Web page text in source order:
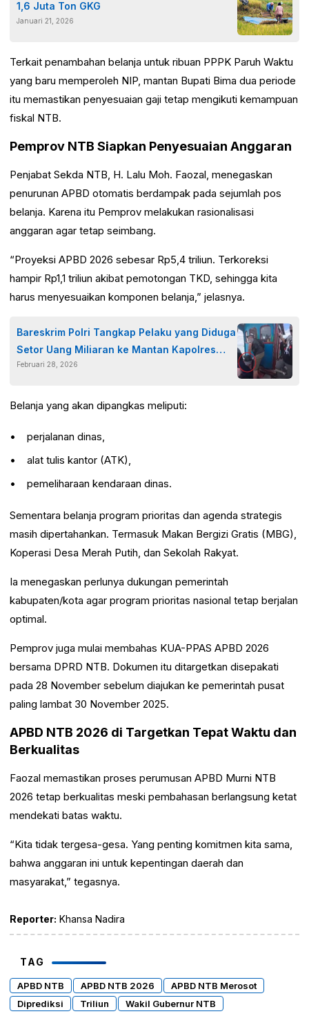
1,6 Juta Ton GKG
Januari 21, 2026
Terkait penambahan belanja untuk ribuan PPPK Paruh Waktu
yang baru memperoleh NIP, mantan Bupati Bima dua periode
itu memastikan penyesuaian gaji tetap mengikuti kemampuan
fiskal NTB.
Pemprov NTB Siapkan Penyesuaian Anggaran
Penjabat Sekda NTB, H. Lalu Moh. Faozal, menegaskan
penurunan APBD otomatis berdampak pada sejumlah pos
belanja. Karena itu Pemprov melakukan rasionalisasi
anggaran agar tetap seimbang.
“Proyeksi APBD 2026 sebesar Rp5,4 triliun. Terkoreksi
hampir Rp1,1 triliun akibat pemotongan TKD, sehingga kita
harus menyesuaikan komponen belanja,” jelasnya.
Bareskrim Polri Tangkap Pelaku yang Diduga
Setor Uang Miliaran ke Mantan Kapolres
Bima Saat Kabur ke Malaysia Lewat Jalur
Februari 28, 2026
Belanja yang akan dipangkas meliputi:
perjalanan dinas,
alat tulis kantor (ATK),
pemeliharaan kendaraan dinas.
Sementara belanja program prioritas dan agenda strategis
masih dipertahankan. Termasuk Makan Bergizi Gratis (MBG),
Koperasi Desa Merah Putih, dan Sekolah Rakyat.
Ia menegaskan perlunya dukungan pemerintah
kabupaten/kota agar program prioritas nasional tetap berjalan
optimal.
Pemprov juga mulai membahas KUA-PPAS APBD 2026
bersama DPRD NTB. Dokumen itu ditargetkan disepakati
pada 28 November sebelum diajukan ke pemerintah pusat
paling lambat 30 November 2025.
APBD NTB 2026 di Targetkan Tepat Waktu dan
Berkualitas
Faozal memastikan proses perumusan APBD Murni NTB
2026 tetap berkualitas meski pembahasan berlangsung ketat
mendekati batas waktu.
“Kita tidak tergesa-gesa. Yang penting komitmen kita sama,
bahwa anggaran ini untuk kepentingan daerah dan
masyarakat,” tegasnya.
Reporter: Khansa Nadira
TAG
APBD NTB APBD NTB 2026
APBD NTB Merosot
Diprediksi
Triliun Wakil Gubernur NTB